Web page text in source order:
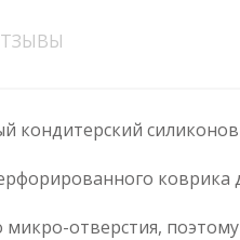
кондитерский
коврика
отверстия,